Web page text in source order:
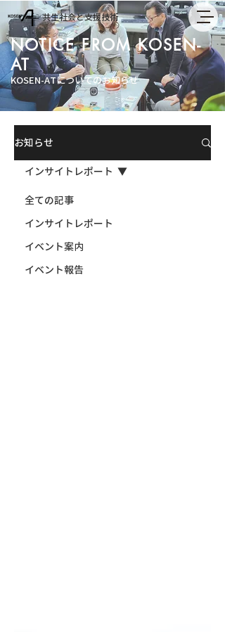
共生社会と支援技術
お知らせ
全ての記事
インサイトレポート
イベント案内
イベント報告
インサイトレポート
NOTICE FROM KOSEN-
AT
KOSEN-ATについてのお知らせ